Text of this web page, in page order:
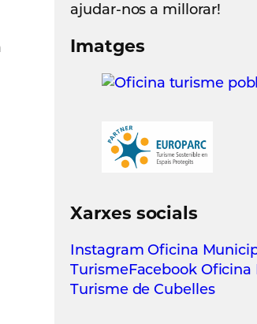
ajudar-nos a millorar!
Imatges
Xarxes socials
Instagram Oficina
TurismeFacebook
Turisme de Cubelles